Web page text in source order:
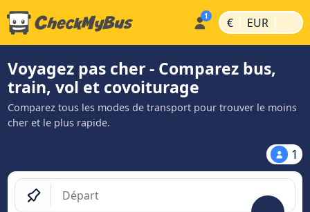
€ | EUR |
Voyagez pas cher - Comparez bus,
train, vol et covoiturage
Comparez tous les modes de transport pour trouver le moins
cher et le plus rapide.
1